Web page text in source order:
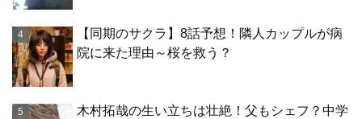
【同期のサクラ】8話予想！隣人カップルが病
院に来た理由～桜を救う？
木村拓哉の生い立ちは壮絶！父もシェフ？中学